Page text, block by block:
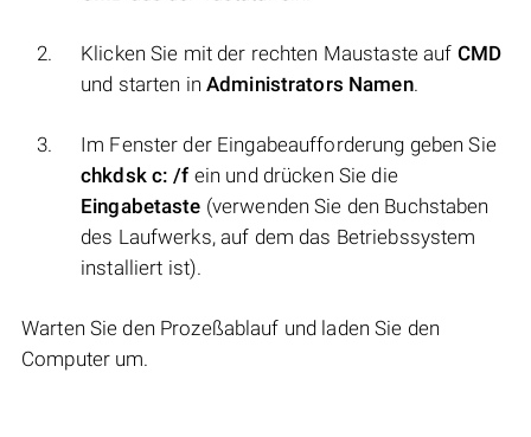
Klicken Sie mit der rechten Maustaste auf CMD
und starten in Administrators Namen.
Im Fenster der Eingabeaufforderung geben Sie
chkdsk c: /f ein und drücken Sie die
Eingabetaste (verwenden Sie den Buchstaben
des Laufwerks, auf dem das Betriebssystem
installiert ist).
Warten Sie den Prozeßablauf und laden Sie den
Computer um.